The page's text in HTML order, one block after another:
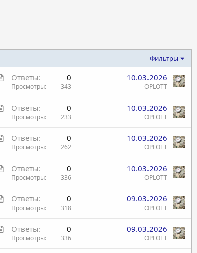
Фильтры
С
т
Ответы 0
Просмотры 343
10.03.2026
OPLOTT
С
т
Ответы 0
Просмотры 233
10.03.2026
OPLOTT
С
т
Ответы 0
Просмотры 262
10.03.2026
OPLOTT
С
т
Ответы 0
Просмотры 336
10.03.2026
OPLOTT
С
т
Ответы 0
Просмотры 318
09.03.2026
OPLOTT
С
Ответы 0
Просмотры 336
09.03.2026
OPLOTT